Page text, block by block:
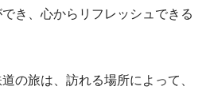
き、心からリフレッシュできる
の旅は、訪れる場所によって、